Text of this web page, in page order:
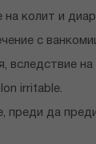
колит и
с
вследствие на
irritable.
преди да